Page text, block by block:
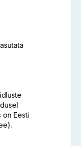
on Eesti